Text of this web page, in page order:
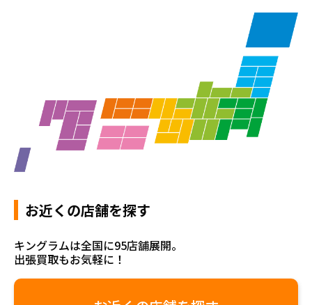
お近くの店舗を探す
キングラムは全国に95店舗展開。
出張買取もお気軽に！